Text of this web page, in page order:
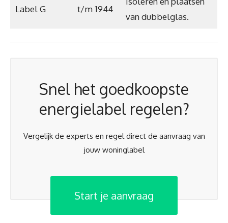
Label G t/m 1944
van dubbelglas.
Snel het goedkoopste
energielabel regelen?
Vergelijk de experts en regel direct de aanvraag van
jouw woninglabel
Start je aanvraag